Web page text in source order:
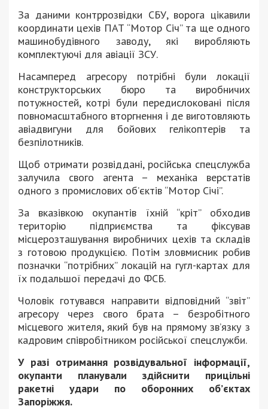
За даними контррозвідки СБУ, ворога цікавили
координати цехів ПАТ “Мотор Січ” та ще одного
машинобудівного заводу, які виробляють
комплектуючі для авіації ЗСУ.
Насамперед агресору потрібні були локації
конструкторських бюро та виробничих
потужностей, котрі були передислоковані після
повномасштабного вторгнення і де виготовляють
авіадвигуни для бойових гелікоптерів та
безпілотників.
Щоб отримати розвіддані, російська спецслужба
залучила свого агента – механіка верстатів
одного з промислових об’єктів “Мотор Січі”.
За вказівкою окупантів їхній “кріт” обходив
територію підприємства та фіксував
місцерозташування виробничих цехів та складів
з готовою продукцією. Потім зловмисник робив
позначки “потрібних” локацій на гугл-картах для
їх подальшої передачі до ФСБ.
Чоловік готувався направити відповідний “звіт”
агресору через свого брата – безробітного
місцевого жителя, який був на прямому зв’язку з
кадровим співробітником російської спецслужби.
У разі отримання розвідувальної інформації,
окупанти планували здійснити прицільні
ракетні удари по оборонних об’єктах
Запоріжжя.